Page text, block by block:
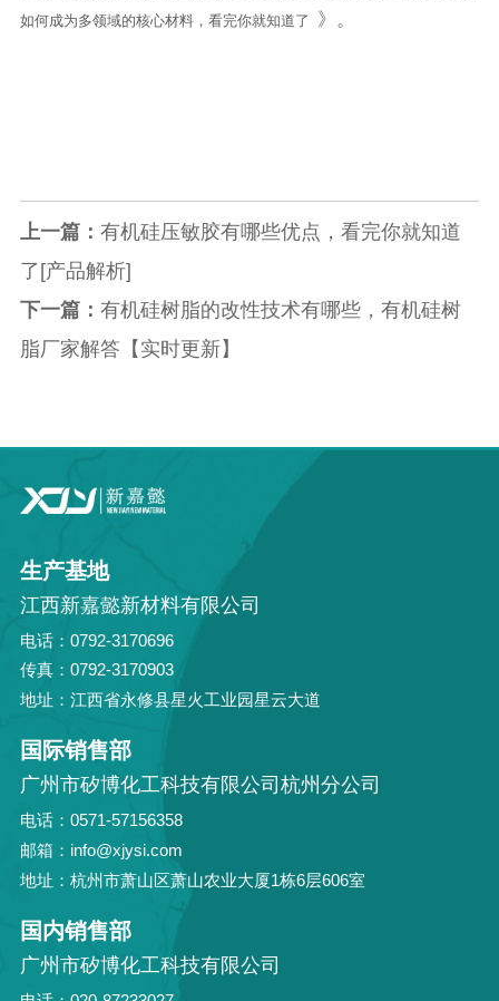
如何成为多领域的核心材料，看完你就知道了
》。
上一篇： 有机硅压敏胶有哪些优点，看完你就知道
了[产品解析]
下一篇： 有机硅树脂的改性技术有哪些，有机硅树
脂厂家解答【实时更新】
生产基地
江西新嘉懿新材料有限公司
电话：0792-3170696
传真：0792-3170903
地址：江西省永修县星火工业园星云大道
国际销售部
广州市矽博化工科技有限公司杭州分公司
电话：0571-57156358
邮箱：info@xjysi.com
地址：杭州市萧山区萧山农业大厦1栋6层606室
国内销售部
广州市矽博化工科技有限公司